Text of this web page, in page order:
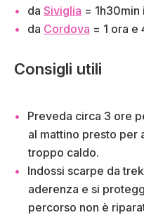
da Siviglia = 1h30min
da Cordova = 1 ora e
Consigli utili
Preveda circa 3 ore
al mattino presto per
troppo caldo.
Indossi scarpe da
aderenza e si
percorso non è